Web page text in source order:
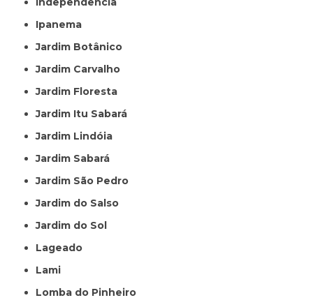
Ipanema
Jardim Botânico
Jardim Carvalho
Jardim Floresta
Jardim Itu Sabará
Jardim Lindóia
Jardim Sabará
Jardim São Pedro
Jardim do Salso
Jardim do Sol
Lageado
Lami
Lomba do Pinheiro